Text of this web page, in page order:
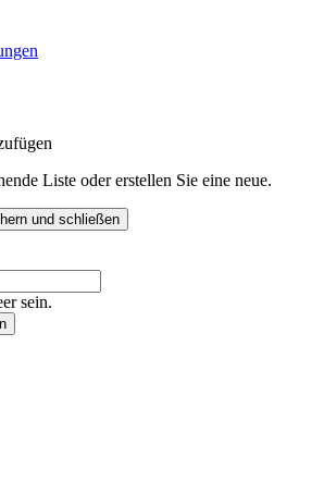
Liste oder erstellen Sie eine neue.
und schließen
sein.